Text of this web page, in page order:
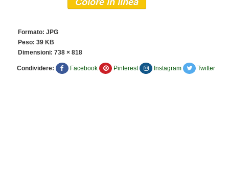
Formato: JPG
Peso: 39 KB
Dimensioni: 738 × 818
Condividere: Facebook Pinterest Instagram Twitter